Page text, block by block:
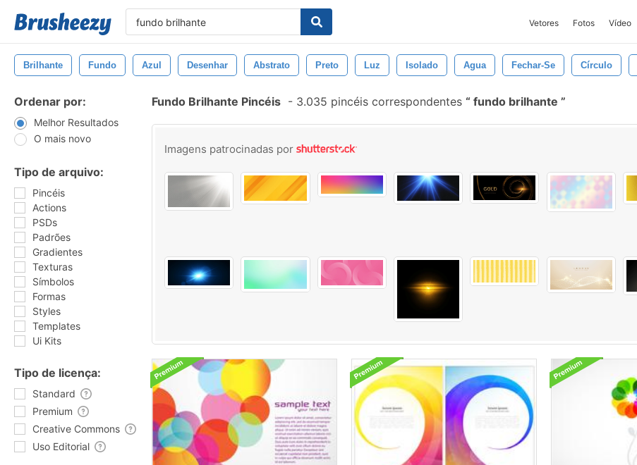
Vetores Fotos Vídeo
Brilhante Fundo Azul Desenhar Abstrato Preto Luz Isolado Agua Fechar-Se Círculo
Ordenar por:
Melhor Resultados
O mais novo
Tipo de arquivo:
Pincéis
Actions
PSDs
Padrões
Gradientes
Texturas
Símbolos
Formas
Styles
Templates
Ui Kits
Tipo de licença:
Standard
Premium
Creative Commons
Uso Editorial
Fundo Brilhante Pincéis - 3.035 pincéis correspondentes fundo brilhante
Imagens patrocinadas por